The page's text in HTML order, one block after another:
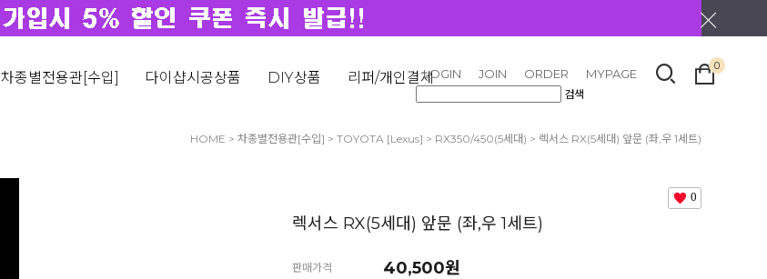
차종별전용관[수입] 다이샵시공상품 DIY상품 리퍼/개인결제LOGIN JOIN ORDER MYPAGE
0
검색
HOME > 차종별전용관[수입] > TOYOTA [Lexus] > RX350/450(5세대) > 렉서스 RX(5세대) 앞문 (좌,우 1세트)
0
렉서스 RX(5세대) 앞문 (좌,우 1세트)
판매가격 40,500원